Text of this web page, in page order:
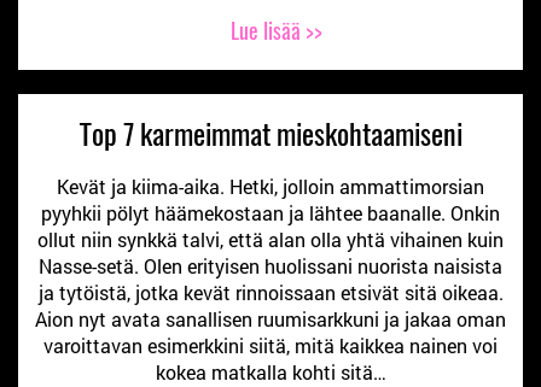
Lue lisää >>
Top 7 karmeimmat mieskohtaamiseni
Kevät ja kiima-aika. Hetki, jolloin ammattimorsian
pyyhkii pölyt häämekostaan ja lähtee baanalle. Onkin
ollut niin synkkä talvi, että alan olla yhtä vihainen kuin
Nasse-setä. Olen erityisen huolissani nuorista naisista
ja tytöistä, jotka kevät rinnoissaan etsivät sitä oikeaa.
Aion nyt avata sanallisen ruumisarkkuni ja jakaa oman
varoittavan esimerkkini siitä, mitä kaikkea nainen voi
kokea matkalla kohti sitä…